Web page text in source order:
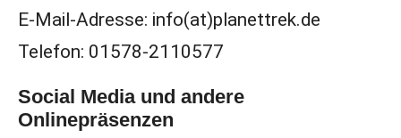
E-Mail-Adresse: info(at)planettrek.de
Telefon: 01578-2110577
Social Media und andere
Onlinepräsenzen